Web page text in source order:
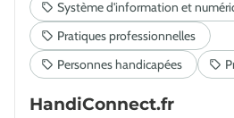
HandiConnect.fr